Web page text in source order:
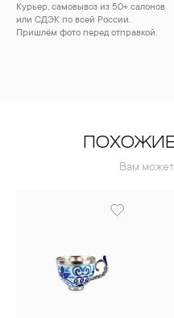
Курьер, самовывоз из 50+ салонов
или СДЭК по всей России.
Пришлём фото перед отправкой.
Вам